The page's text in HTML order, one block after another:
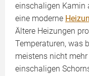
einschaligen Kamin
eine moderne
Ältere Heizungen
Temperaturen, was
meistens nicht
einschaligen